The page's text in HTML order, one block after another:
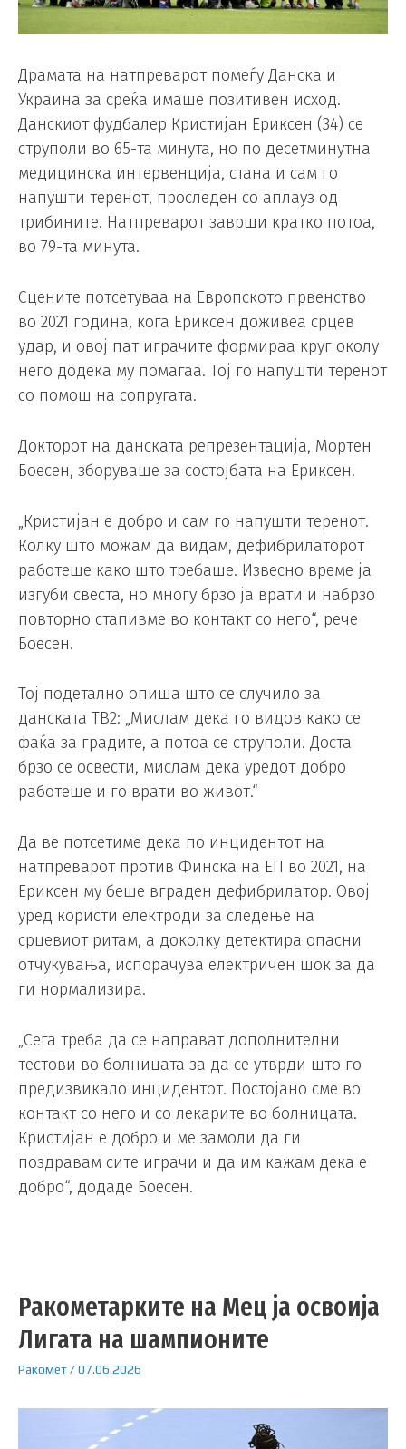
Драмата на натпреварот помеѓу Данска и
Украина за среќа имаше позитивен исход.
Данскиот фудбалер Кристијан Ериксен (34) се
струполи во 65-та минута, но по десетминутна
медицинска интервенција, стана и сам го
напушти теренот, проследен со аплауз од
трибините. Натпреварот заврши кратко потоа,
во 79-та минута.
Сцените потсетуваа на Европското првенство
во 2021 година, кога Ериксен доживеа срцев
удар, и овој пат играчите формираа круг околу
него додека му помагаа. Тој го напушти теренот
со помош на сопругата.
Докторот на данската репрезентација, Мортен
Боесен, зборуваше за состојбата на Ериксен.
„Кристијан е добро и сам го напушти теренот.
Колку што можам да видам, дефибрилаторот
работеше како што требаше. Извесно време ја
изгуби свеста, но многу брзо ја врати и набрзо
повторно стапивме во контакт со него“, рече
Боесен.
Тој подетално опиша што се случило за
данската ТВ2: „Мислам дека го видов како се
фаќа за градите, а потоа се струполи. Доста
брзо се освести, мислам дека уредот добро
работеше и го врати во живот.“
Да ве потсетиме дека по инцидентот на
натпреварот против Финска на ЕП во 2021, на
Ериксен му беше вграден дефибрилатор. Овој
уред користи електроди за следење на
срцевиот ритам, а доколку детектира опасни
отчукувања, испорачува електричен шок за да
ги нормализира.
„Сега треба да се направат дополнителни
тестови во болницата за да се утврди што го
предизвикало инцидентот. Постојано сме во
контакт со него и со лекарите во болницата.
Кристијан е добро и ме замоли да ги
поздравам сите играчи и да им кажам дека е
добро“, додаде Боесен.
Ракометарките на Мец ја освоија
Лигата на шампионите
Ракомет/07.06.2026